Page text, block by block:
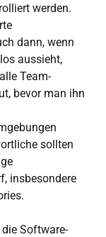
werden.
dann, wenn
aussieht,
Team-
bevor man ihn
sollten
insbesondere
Software-